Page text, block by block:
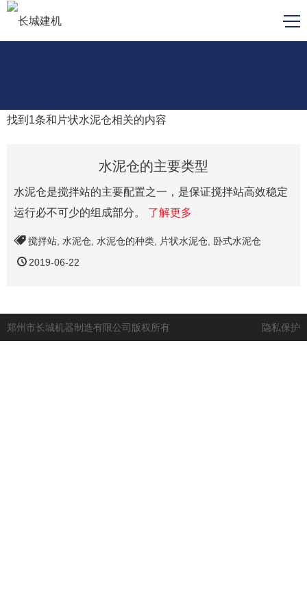
找到 1条和 片状水泥仓相关的内容
水泥仓的主要类型
水泥仓是搅拌站的主要配置之一，是保证搅拌站高效稳定
运行必不可少的组成部分。 了解更多
搅拌站 水泥仓 水泥仓的种类 片状水泥仓
卧式水泥仓
2019-06-22
郑州市长城机器制造有限公司版权所有 隐私保护